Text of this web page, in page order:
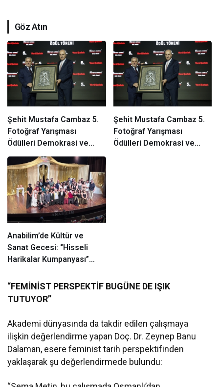
Göz Atın
Şehit Mustafa Cambaz 5.
Fotoğraf Yarışması
Ödülleri Demokrasi ve
Özgürlükler Adası’nda
Sahiplerini Buldu
Şehit Mustafa Cambaz 5.
Fotoğraf Yarışması
Ödülleri Demokrasi ve
Anabilim’de Kültür ve
Sanat Gecesi: “Hisseli
Harikalar Kumpanyası”
“FEMİNİST PERSPEKTİF BUGÜNE DE IŞIK
TUTUYOR”
Akademi dünyasında da takdir edilen çalışmaya
ilişkin değerlendirme yapan Doç. Dr. Zeynep Banu
Dalaman, esere feminist tarih perspektifinden
yaklaşarak şu değerlendirmede bulundu: